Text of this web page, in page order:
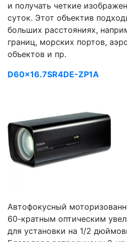
и получать четкие
суток. Этот объектив
больших расстояниях,
границ, морских портов,
объектов и пр.
D60x16.7SR4DE-ZP1A
Автофокусный
60-кратным оптическим
для установки на 1/2